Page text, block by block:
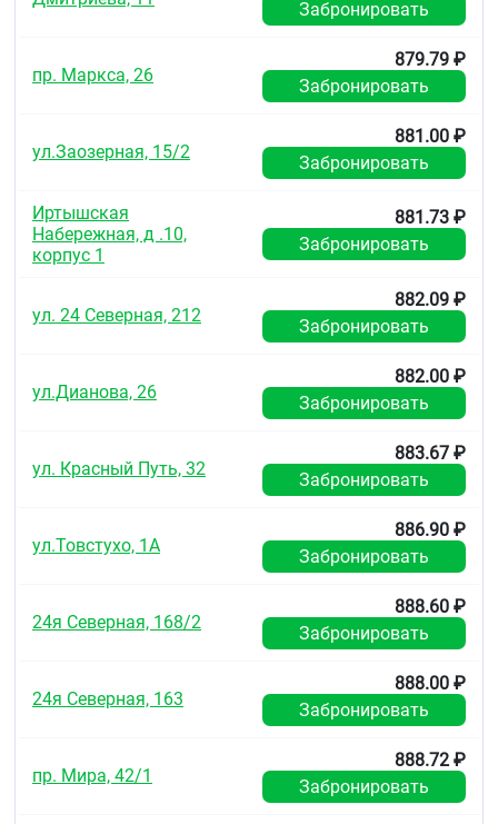
Забронировать
пр. Маркса, 26
879.79 ₽
Забронировать
ул.Заозерная, 15/2
881.00 ₽
Забронировать
Иртышская
Набережная, д .10,
корпус 1
881.73 ₽
Забронировать
ул. 24 Северная, 212
882.09 ₽
Забронировать
ул.Дианова, 26
882.00 ₽
Забронировать
ул. Красный Путь, 32
883.67 ₽
Забронировать
ул.Товстухо, 1А
886.90 ₽
Забронировать
24я Северная, 168/2
888.60 ₽
Забронировать
24я Северная, 163
888.00 ₽
Забронировать
пр. Мира, 42/1
888.72 ₽
Забронировать